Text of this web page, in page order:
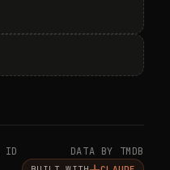
ID DATA BY TMDB